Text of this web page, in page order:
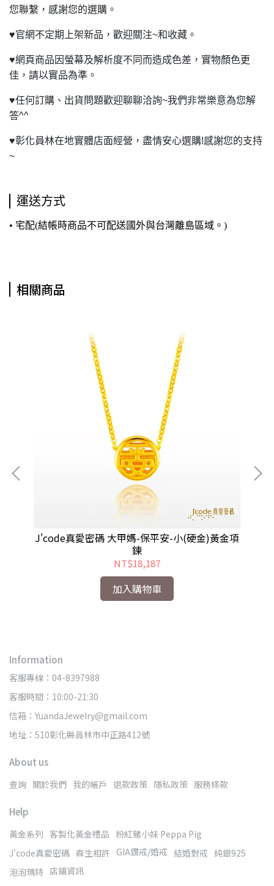
您聯繫，感謝您的選購。
♥官網不定期上架新品，歡迎關注~和收藏。
♥網頁商品因螢幕及解析度不同而造成色差，實物顏色更
佳，請以實品為準。
♥任何訂購、出貨問題歡迎聊聊洽詢~我們非常樂意為您解
答^^
♥彰化員林在地實體店面經營，盡情安心選購!感謝您的支持
~
運送方式
• 宅配(結帳時商品不可配送國外與台灣離島區域。)
相關商品
J'code真愛密碼 大甲媽-保平安-小(硬金)黃金項
鍊
NT$18,187
加入購物車
Information
客服專線：04-8397988
客服時間：10:00-21:30
信箱：YuandaJewelry@gmail.com
地址：510彰化縣員林市中正路412號
About us
查詢 關於我們 我的帳戶 退款政策 隱私政策 服務條款
Help
黃金系列 客製化黃金禮品 粉紅豬小妹 Peppa Pig
J'code真愛密碼 森生相許 GIA鑽戒/婚戒 結婚對戒 純銀925
泡泡瑪特 店鋪資訊